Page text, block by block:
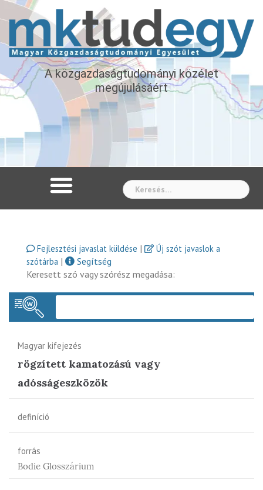
A közgazdaságtudományi közélet
megújulásáért
Fejlesztési javaslat küldése |
Új szót javaslok a
szótárba |
Segítség
Keresett szó vagy szórész megadása:
Magyar kifejezés
rögzített kamatozású vagy
adósságeszközök
definíció
forrás
Bodie Glosszárium